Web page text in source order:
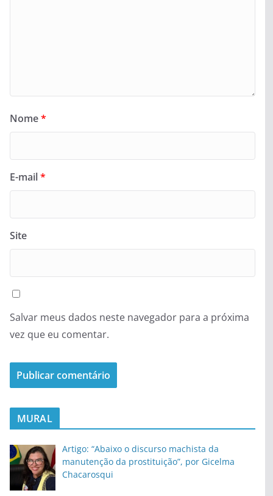
Nome*
E-mail*
Site
Salvar meus dados neste navegador para a próxima
vez que eu comentar.
MURAL
Artigo: “Abaixo o discurso machista da
manutenção da prostituição”, por Gicelma
Chacarosqui